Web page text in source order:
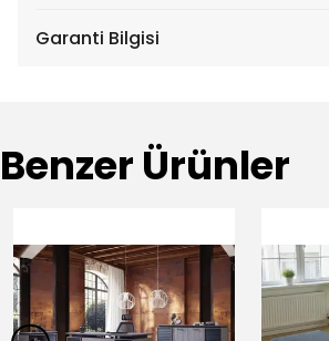
Garanti Bilgisi
Benzer Ürünler